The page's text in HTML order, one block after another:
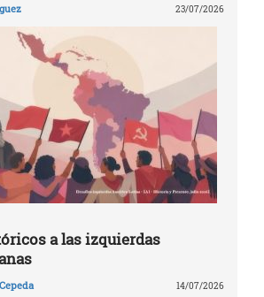
23/07/2026
a las izquierdas
14/07/2026